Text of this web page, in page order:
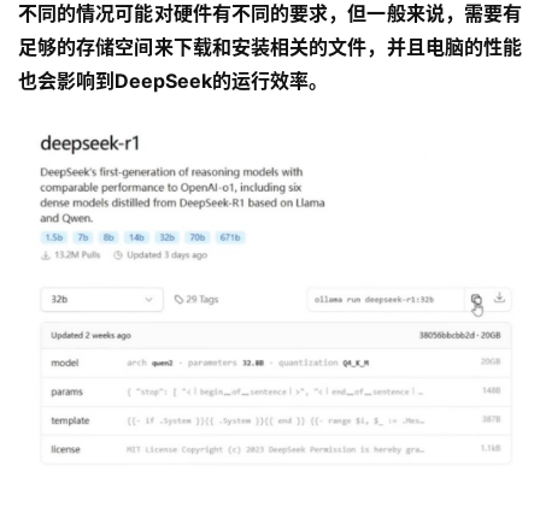
不同的情况可能对硬件有不同的要求，但一般来说，需要有
足够的存储空间来下载和安装相关的文件，并且电脑的性能
也会影响到DeepSeek的运行效率。